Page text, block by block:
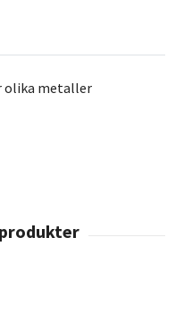
olika metaller